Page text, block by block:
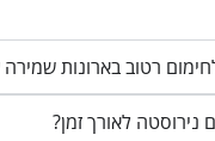
רטוב בארונות
נירוסטה לאורך זמן?